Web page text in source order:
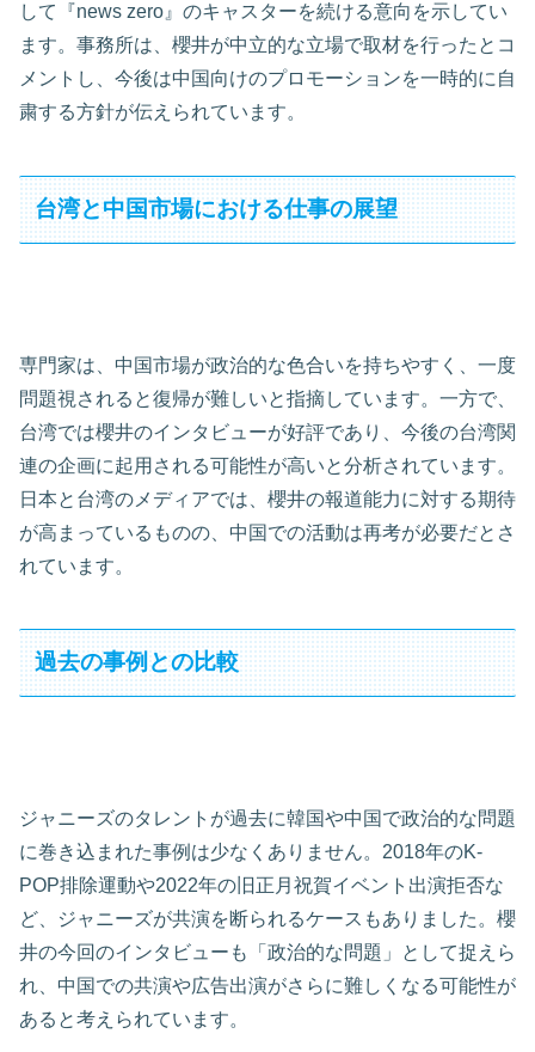
して『news zero』のキャスターを続ける意向を示してい
ます。事務所は、櫻井が中立的な立場で取材を行ったとコ
メントし、今後は中国向けのプロモーションを一時的に自
粛する方針が伝えられています。
台湾と中国市場における仕事の展望
専門家は、中国市場が政治的な色合いを持ちやすく、一度
問題視されると復帰が難しいと指摘しています。一方で、
台湾では櫻井のインタビューが好評であり、今後の台湾関
連の企画に起用される可能性が高いと分析されています。
日本と台湾のメディアでは、櫻井の報道能力に対する期待
が高まっているものの、中国での活動は再考が必要だとさ
れています。
過去の事例との比較
ジャニーズのタレントが過去に韓国や中国で政治的な問題
に巻き込まれた事例は少なくありません。2018年のK-
POP排除運動や2022年の旧正月祝賀イベント出演拒否な
ど、ジャニーズが共演を断られるケースもありました。櫻
井の今回のインタビューも「政治的な問題」として捉えら
れ、中国での共演や広告出演がさらに難しくなる可能性が
あると考えられています。